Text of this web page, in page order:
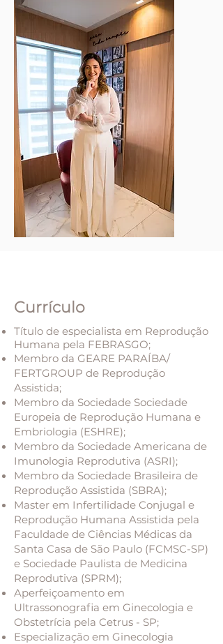
Currículo
Título de especialista em Reprodução
Humana pela FEBRASGO;
Membro da GEARE PARAÍBA/
FERTGROUP de Reprodução
Assistida;
Membro da Sociedade Sociedade
Europeia de Reprodução Humana e
Embriologia (ESHRE);
Membro da Sociedade Americana de
Imunologia Reprodutiva (ASRI);
Membro da Sociedade Brasileira de
Reprodução Assistida (SBRA);
Master em Infertilidade Conjugal e
Reprodução Humana Assistida pela
Faculdade de Ciências Médicas da
Santa Casa de São Paulo (FCMSC-SP)
e Sociedade Paulista de Medicina
Reprodutiva (SPRM);
Aperfeiçoamento em
Ultrassonografia em Ginecologia e
Obstetrícia pela Cetrus - SP;
Especialização em Ginecologia